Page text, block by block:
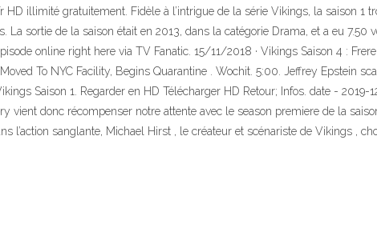
illimité gratuitement. Fidèle à l’intrigue de la série Vikings, la saison 1
sortie de la saison était en 2013, dans la catégorie Drama, et a eu 7.50
online right here via TV Fanatic. 15/11/2018 · Vikings Saison 4 :
To NYC Facility, Begins Quarantine . Wochit. 5:00. Jeffrey Epstein
Saison 1. Regarder en HD Télécharger HD Retour; Infos. date - 2019-
vient donc récompenser notre attente avec le season premiere de la
l’action sanglante, Michael Hirst , le créateur et scénariste de Vikings ,